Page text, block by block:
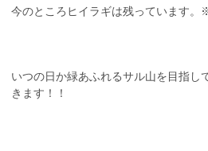
今のところヒイラギは残っています
いつの日か緑あふれるサル山を目指し
きます！！